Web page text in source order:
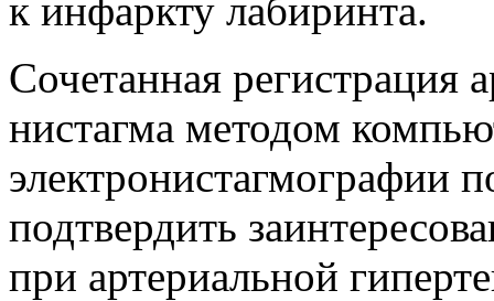
к инфаркту лабиринта.
Сочетанная регистрация
нистагма методом
электронистагмографии
подтвердить
при артериальной